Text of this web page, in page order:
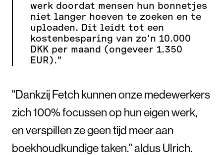
werk doordat mensen hun bonnetjes
niet langer hoeven te zoeken en te
uploaden. Dit leidt tot een
kostenbesparing van zo’n 10.000
DKK per maand (ongeveer 1.350
EUR).”
"Dankzij Fetch kunnen onze medewerkers
zich 100% focussen op hun eigen werk,
en verspillen ze geen tijd meer aan
boekhoudkundige taken." aldus Ulrich.